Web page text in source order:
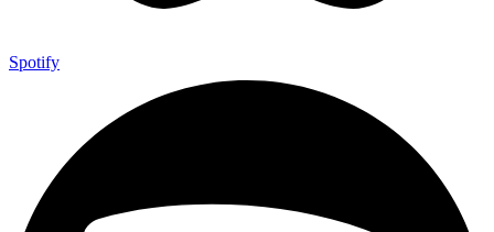
Spotify